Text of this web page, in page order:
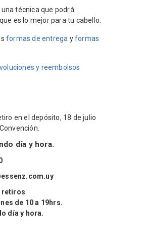
técnica que podrá
es lo mejor para tu cabello.
formas de entrega yformas
y reembolsos
en el depósito, 18 de julio
día y hora.
retiros
de 10 a 19hrs.
día y hora.